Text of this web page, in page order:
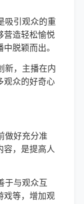
吸引观众的重
营造轻松愉悦
脱颖而出。
新，主播在内
观众的好奇心
做好充分准
容，是提高人
于与观众互
戏等，增加观